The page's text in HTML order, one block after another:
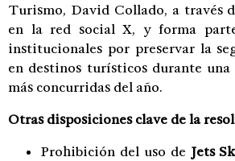
Turismo, David Collado, a través
en la red social X, y forma
institucionales por preservar la
en destinos turísticos durante una
más concurridas del año.
Otras disposiciones clave de la
Prohibición del uso de Jets